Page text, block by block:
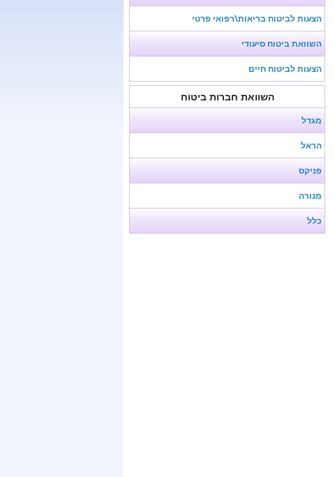
הצעות לביטוח בריאות\רפואי פרטי
השוואת ביטוח סיעודי
הצעות לביטוח חיים
השוואת חברות ביטוח
מגדל
הראל
פניקס
מנורה
כלל